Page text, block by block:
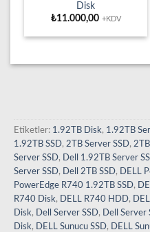
Disk
₺11.000,00 +KDV
Etiketler: 1.92TB Disk, 1.92TB
1.92TB SSD, 2TB Server SSD,
Server SSD, Dell 1.92TB Server
Server SSD, Dell 2TB SSD, DELL
PowerEdge R740 1.92TB SSD,
R740 Disk, DELL R740 HDD,
Disk, Dell Server SSD, Dell Server
Disk, DELL Sunucu SSD, DELL